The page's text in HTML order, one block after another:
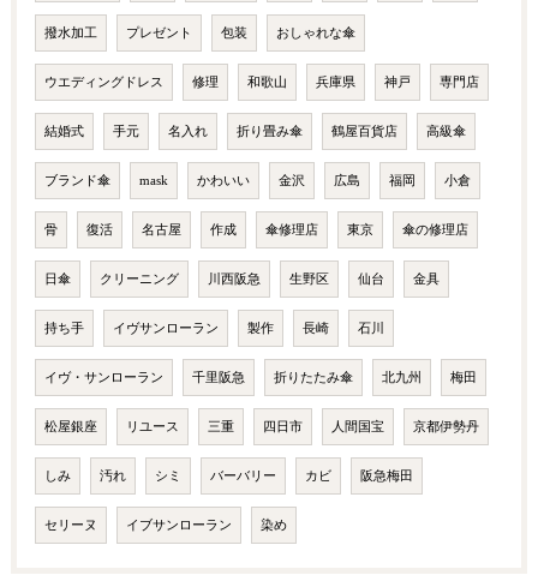
撥水加工 プレゼント 包装 おしゃれな傘
ウエディングドレス 修理 和歌山 兵庫県 神戸 専門店
結婚式 手元 名入れ 折り畳み傘 鶴屋百貨店 高級傘
ブランド傘 mask かわいい 金沢 広島 福岡 小倉
骨 復活 名古屋 作成 傘修理店 東京 傘の修理店
日傘 クリーニング 川西阪急 生野区 仙台 金具
持ち手 イヴサンローラン 製作 長崎 石川
イヴ・サンローラン 千里阪急 折りたたみ傘 北九州 梅田
松屋銀座 リユース 三重 四日市 人間国宝 京都伊勢丹
しみ 汚れ シミ バーバリー カビ 阪急梅田
セリーヌ イブサンローラン 染め